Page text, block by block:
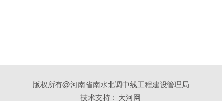
版权所有@河南省南水北调中线工程建设管理局
技术支持： 大河网